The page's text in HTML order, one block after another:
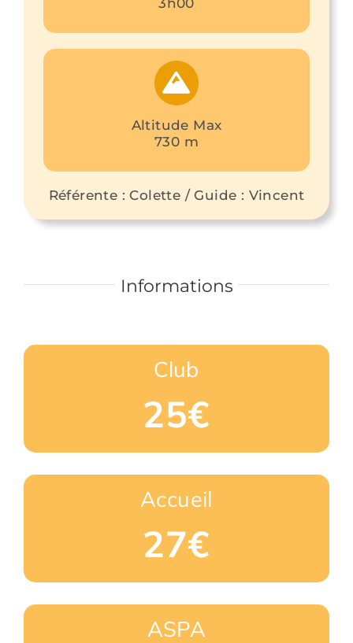
3h00
Altitude Max
730 m
Référente : Colette / Guide : Vincent
Informations
Club
25€
Accueil
27€
ASPA